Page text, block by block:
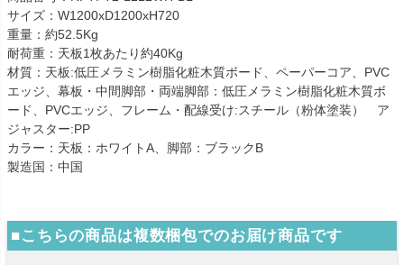
サイズ：W1200xD1200xH720
重量：約52.5Kg
耐荷重：天板1枚あたり約40Kg
材質：天板:低圧メラミン樹脂化粧木質ボード、ペーパーコア、PVC
エッジ、幕板・中間脚部・両端脚部：低圧メラミン樹脂化粧木質ボ
ード、PVCエッジ、フレーム・配線受け:スチール（粉体塗装） ア
ジャスター:PP
カラー：天板：ホワイトA、脚部：ブラックB
製造国：中国
■こちらの商品は複数梱包でのお届け商品です